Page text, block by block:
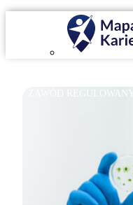
ZAWÓD REGULOWANY